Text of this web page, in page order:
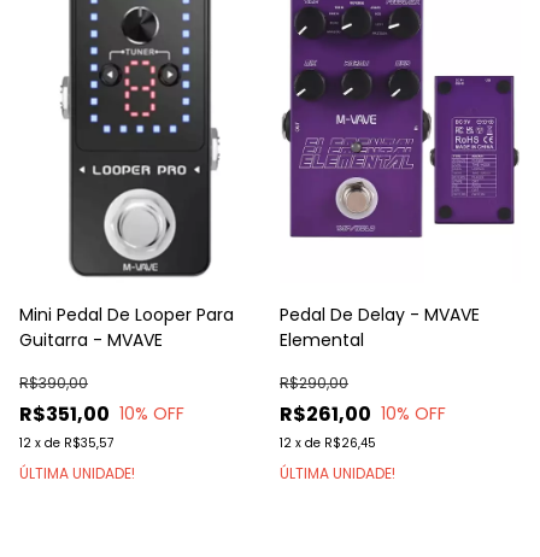
Mini Pedal De Looper Para
Guitarra - MVAVE
R$351,00
R$390,00
10% OFF
12 x de R$35,57
ÚLTIMA UNIDADE!
Pedal De Delay - MVAVE
Elemental
R$261,00
R$290,00
10% OFF
12 x de R$26,45
ÚLTIMA UNIDADE!